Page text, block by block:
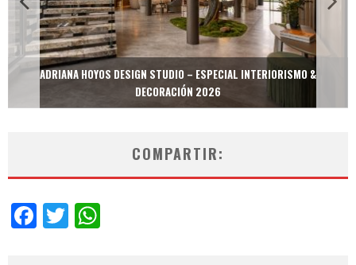
MULTIOFICINAS / AMOBLARE / TREZE – ESPECIAL INTERIORISMO &
DECORACIÓN 2026
COMPARTIR:
Facebook
Twitter